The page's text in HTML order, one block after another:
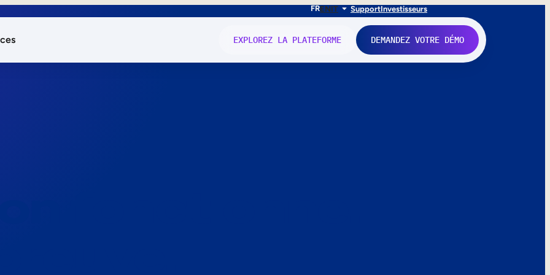
FRENIT SupportInvestisseurs
EXPLOREZ LA PLATEFORME DEMANDEZ VOTRE DÉMO